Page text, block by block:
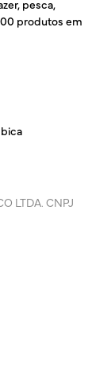
pesca,
produtos em
LTDA. CNPJ